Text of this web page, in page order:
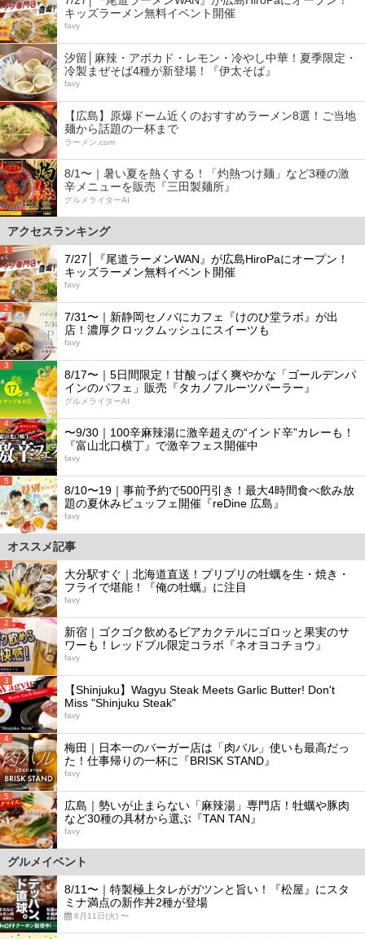
キッズラーメン無料イベント開催
favy
汐留│麻辣・アボカド・レモン・冷やし中華！夏季限定・
冷製まぜそば4種が新登場！『伊太そば』
favy
【広島】原爆ドーム近くのおすすめラーメン8選！ご当地
麺から話題の一杯まで
ラーメン.com
8/1〜｜暑い夏を熱くする！「灼熱つけ麺」など3種の激
辛メニューを販売『三田製麺所』
グルメライターAI
アクセスランキング
1
7/27│『尾道ラーメンWAN』が広島HiroPaにオープン！
キッズラーメン無料イベント開催
favy
2
7/31〜｜新静岡セノバにカフェ『けのひ堂ラボ』が出
店！濃厚クロックムッシュにスイーツも
favy
3
8/17〜｜5日間限定！甘酸っぱく爽やかな「ゴールデンパ
インのパフェ」販売『タカノフルーツパーラー』
グルメライターAI
4
〜9/30｜100辛麻辣湯に激辛超えの“インド辛”カレーも！
『富山北口横丁』で激辛フェス開催中
favy
5
8/10〜19｜事前予約で500円引き！最大4時間食べ飲み放
題の夏休みビュッフェ開催『reDine 広島』
favy
オススメ記事
1
大分駅すぐ｜北海道直送！プリプリの牡蠣を生・焼き・
フライで堪能！『俺の牡蠣』に注目
favy
2
新宿｜ゴクゴク飲めるビアカクテルにゴロッと果実のサ
ワーも！レッドブル限定コラボ『ネオヨコチョウ』
favy
3
【Shinjuku】Wagyu Steak Meets Garlic Butter! Don't
Miss "Shinjuku Steak"
favy
4
梅田｜日本一のバーガー店は「肉バル」使いも最高だっ
た！仕事帰りの一杯に『BRISK STAND』
favy
5
広島｜勢いが止まらない「麻辣湯」専門店！牡蠣や豚肉
など30種の具材から選ぶ『TAN TAN』
favy
グルメイベント
8/11〜｜特製極上タレがガツンと旨い！『松屋』にスタ
ミナ満点の新作丼2種が登場
8月11日(火) 〜